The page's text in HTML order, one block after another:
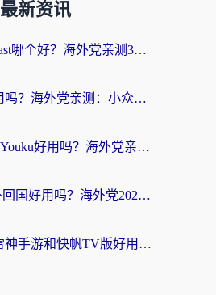
最新资讯
雷神手游和sixfast哪个好？海外党亲测3款回国加速器，教你选对不踩坑
穿梭和快喵好用吗？海外党亲测：小众加速器对比+番茄加速器深度体验
云极和Unblock Youku好用吗？海外党亲测+2026回国加速器避坑指南
ChickCN和海外回国好用吗？海外党2026亲测：从手游到影音，选对加速器的3个关键
海外党必看：雷神手游和快帆TV版好用吗？3步选对回国加速器不踩坑